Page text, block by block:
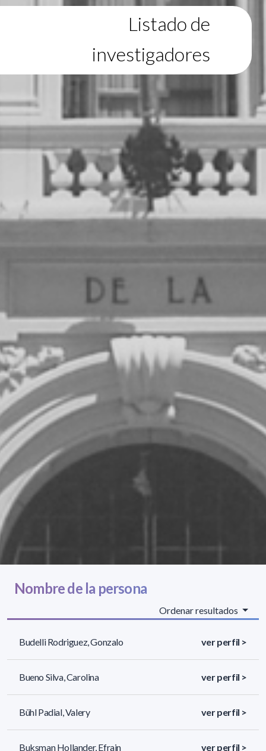
Listado de
investigadores
Nombre de la persona
Ordenar resultados
Budelli Rodriguez, Gonzalo ver perfil >
Bueno Silva, Carolina ver perfil >
Bühl Padial, Valery ver perfil >
Buksman Hollander, Efrain ver perfil >